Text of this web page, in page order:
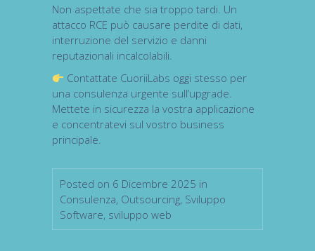
Non aspettate che sia troppo tardi. Un
attacco RCE può causare perdite di dati,
interruzione del servizio e danni
reputazionali incalcolabili.
Contattate CuoriiLabs oggi stesso per
una consulenza urgente sull’upgrade.
Mettete in sicurezza la vostra applicazione
e concentratevi sul vostro business
principale.
Posted on 6 Dicembre 2025 in
Consulenza, Outsourcing, Sviluppo
Software, sviluppo web